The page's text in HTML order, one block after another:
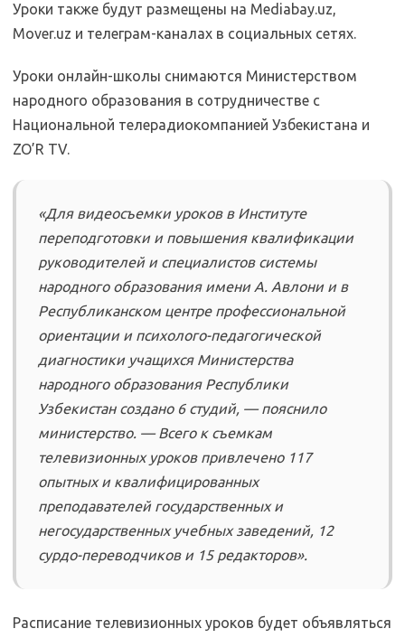
Уроки также будут размещены на Mediabay.uz,
Mover.uz и телеграм-каналах в социальных сетях.
Уроки онлайн-школы снимаются Министерством
народного образования в сотрудничестве с
Национальной телерадиокомпанией Узбекистана и
ZO’R TV.
«Для видеосъемки уроков в Институте
переподготовки и повышения квалификации
руководителей и специалистов системы
народного образования имени А. Авлони и в
Республиканском центре профессиональной
ориентации и психолого-педагогической
диагностики учащихся Министерства
народного образования Республики
Узбекистан создано 6 студий, — пояснило
министерство. — Всего к съемкам
телевизионных уроков привлечено 117
опытных и квалифицированных
преподавателей государственных и
негосударственных учебных заведений, 12
сурдо-переводчиков и 15 редакторов».
Расписание телевизионных уроков будет объявляться